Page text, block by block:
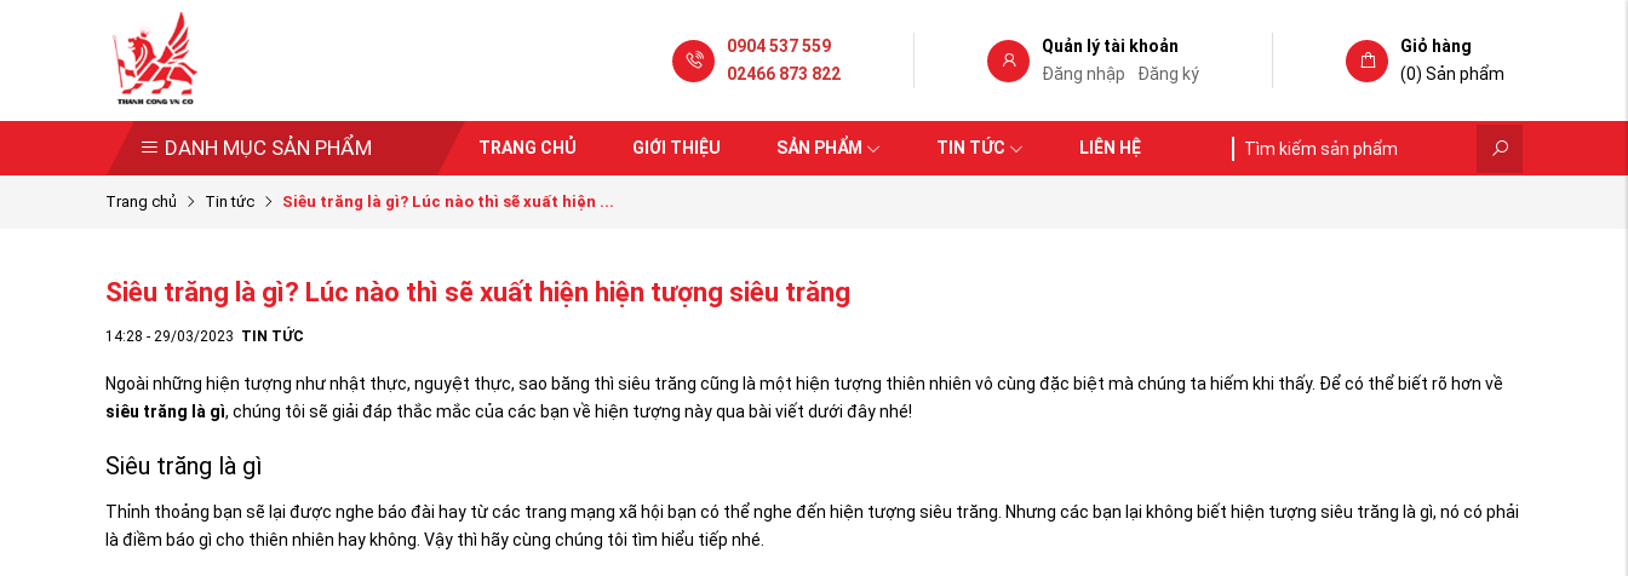
0904 537 559
02466 873 822
Quản lý tài khoản
Đăng nhập
Đăng ký
Giỏ hàng
(0) Sản phẩm
DANH MỤC SẢN PHẨM TRANG CHỦ GIỚI THIỆU SẢN PHẨM TIN TỨC LIÊN HỆ
Trang chủ Tin tức Siêu trăng là gì? Lúc nào thì sẽ xuất hiện ...
Siêu trăng là gì? Lúc nào thì sẽ xuất hiện hiện tượng siêu trăng
14:28 - 29/03/2023 TIN TỨC
Ngoài những hiện tượng như nhật thực, nguyệt thực, sao băng thì siêu trăng cũng là một hiện tượng thiên nhiên vô cùng đặc biệt mà chúng ta hiếm khi thấy. Để có thể biết rõ hơn về
siêu trăng là gì, chúng tôi sẽ giải đáp thắc mắc của các bạn về hiện tượng này qua bài viết dưới đây nhé!
Siêu trăng là gì
Thỉnh thoảng bạn sẽ lại được nghe báo đài hay từ các trang mạng xã hội bạn có thể nghe đến hiện tượng siêu trăng. Nhưng các bạn lại không biết hiện tượng siêu trăng là gì, nó có phải
là điềm báo gì cho thiên nhiên hay không. Vậy thì hãy cùng chúng tôi tìm hiểu tiếp nhé.